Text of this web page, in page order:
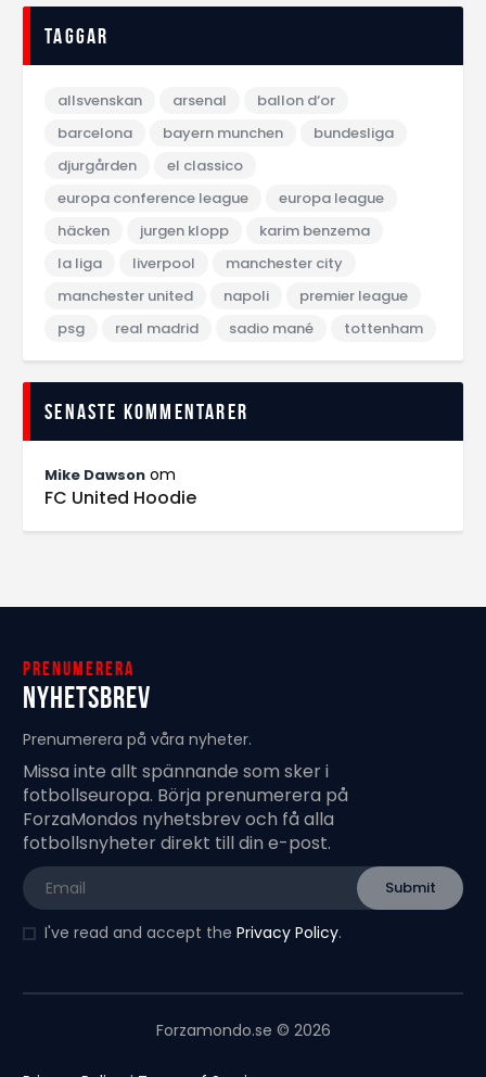
Taggar
allsvenskan arsenal
ballon d‘or
barcelona
bayern munchen
bundesliga
djurgården
el classico
europa conference league
europa league
häcken
jurgen klopp
karim benzema
la liga
liverpool
manchester city
manchester united
napoli
premier league
psg
real madrid sadio mané tottenham
Senaste kommentarer
Mike Dawson om
FC United Hoodie
Prenumerera
Nyhetsbrev
Prenumerera på våra nyheter.
Missa inte allt spännande som sker i
fotbollseuropa. Börja prenumerera på
ForzaMondos nyhetsbrev och få alla
fotbollsnyheter direkt till din e-post.
I've read and accept the Privacy Policy.
Forzamondo.se © 2026